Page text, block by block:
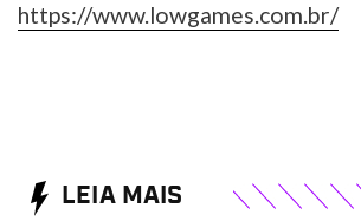
https://www.lowgames.com.br/
LEIA MAIS